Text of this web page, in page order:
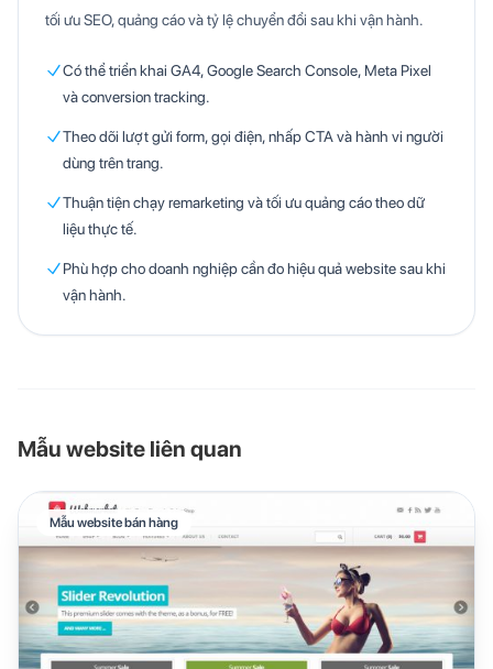
tối ưu SEO, quảng cáo và tỷ lệ chuyển đổi sau khi vận hành.
Có thể triển khai GA4, Google Search Console, Meta Pixel
và conversion tracking.
Theo dõi lượt gửi form, gọi điện, nhấp CTA và hành vi người
dùng trên trang.
Thuận tiện chạy remarketing và tối ưu quảng cáo theo dữ
liệu thực tế.
Phù hợp cho doanh nghiệp cần đo hiệu quả website sau khi
vận hành.
Mẫu website liên quan
Mẫu website bán hàng